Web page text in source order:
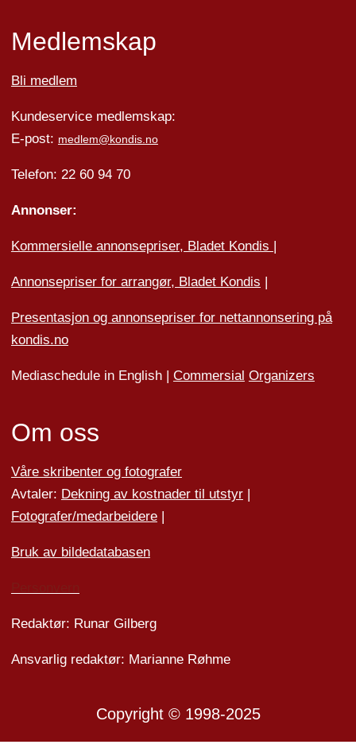
Medlemskap
Bli medlem
Kundeservice medlemskap:
E-post: medlem@kondis.no
Telefon: 22 60 94 70
Annonser:
Kommersielle annonsepriser, Bladet Kondis |
Annonsepriser for arrangør, Bladet Kondis |
Presentasjon og annonsepriser for nettannonsering på
kondis.no
Mediaschedule in English | Commersial Organizers
Om oss
Våre skribenter og fotografer
Avtaler: Dekning av kostnader til utstyr|
Fotografer/medarbeidere|
Bruk av bildedatabasen
Redaktør: Runar Gilberg
Ansvarlig redaktør: Marianne Røhme
Copyright © 1998-2025